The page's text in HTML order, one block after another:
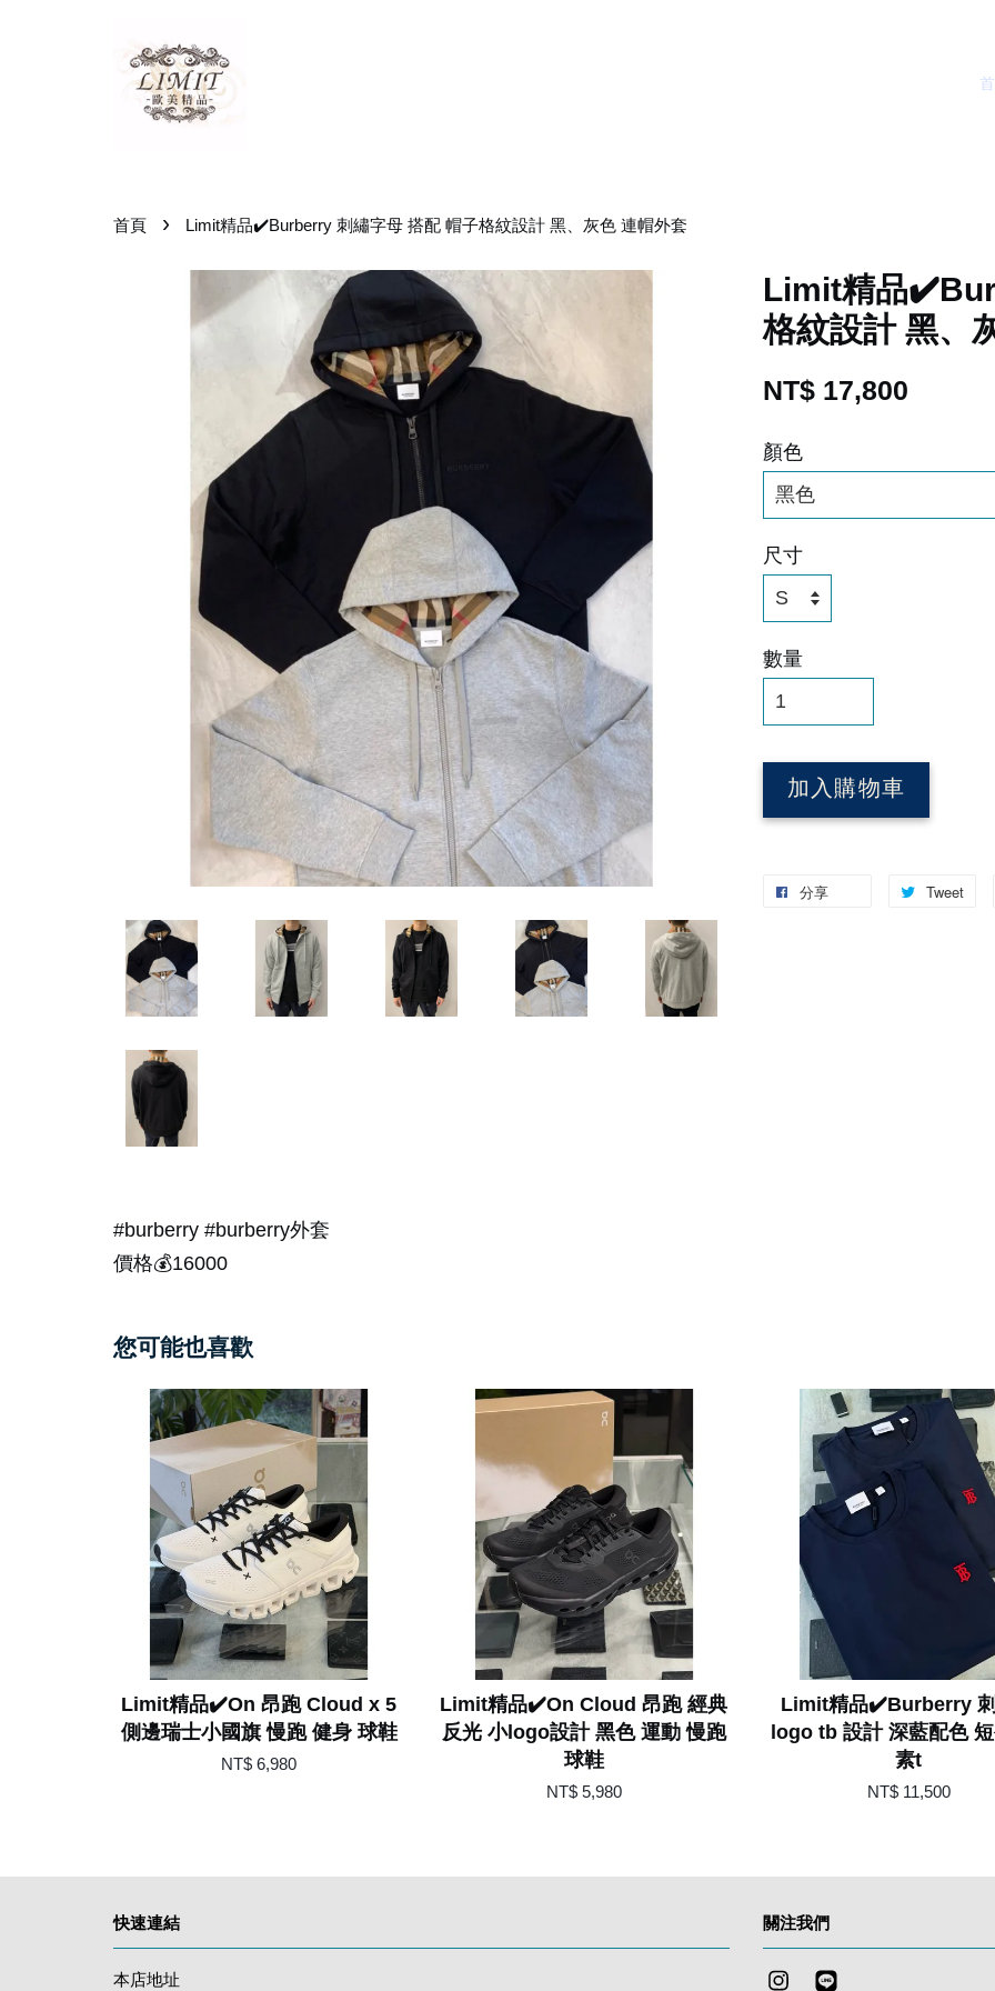
首頁 › Limit精品✔️Burberry 刺繡字母 搭配 帽子格紋設計 黑、灰色 連帽外套
Limit精品
格紋設計 黑、
NT$ 17,800
顏色
尺寸
數量
加入購物車
分享 Tweet
#burberry #burberry外套
價格💰16000
您可能也喜歡
Limit精品✔️On 昂跑 Cloud x 5
側邊瑞士小國旗 慢跑 健身 球鞋
NT$ 6,980
Limit精品✔️On Cloud 昂跑 經典
反光 小logo設計 黑色 運動 慢跑
球鞋
NT$ 5,980
Limit精品✔️Burberry
logo tb 設計 深藍配色
素t
NT$ 11,500
快速連結
本店地址
關注我們
Instagram